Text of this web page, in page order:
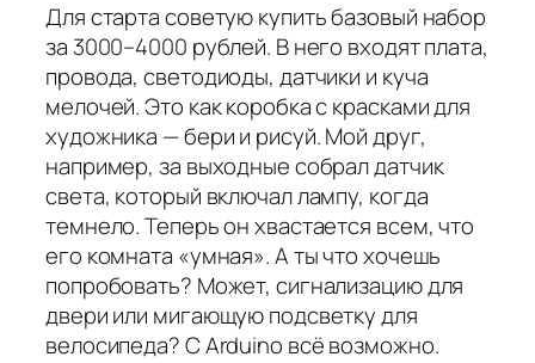
Для старта советую купить базовый набор
за 3000–4000 рублей. В него входят плата,
провода, светодиоды, датчики и куча
мелочей. Это как коробка с красками для
художника — бери и рисуй. Мой друг,
например, за выходные собрал датчик
света, который включал лампу, когда
темнело. Теперь он хвастается всем, что
его комната «умная». А ты что хочешь
попробовать? Может, сигнализацию для
двери или мигающую подсветку для
велосипеда? С Arduino всё возможно.